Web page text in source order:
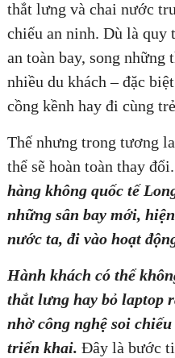
thắt lưng và chai nước
chiếu an ninh. Dù là quy
an toàn bay, song
nhiều du khách – đặc
cồng kềnh hay đi cùng
Thế nhưng trong tương
thể sẽ hoàn toàn thay
hàng không quốc tế
những sân bay mới,
nước ta, đi vào hoạt
Hành khách có thể
thắt lưng hay bỏ laptop
nhờ công nghệ soi
triển khai. Đây là bước